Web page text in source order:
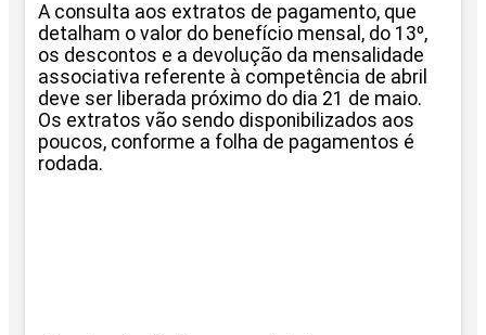
A consulta aos extratos de pagamento, que
detalham o valor do benefício mensal, do 13º,
os descontos e a devolução da mensalidade
associativa referente à competência de abril
deve ser liberada próximo do dia 21 de maio.
Os extratos vão sendo disponibilizados aos
poucos, conforme a folha de pagamentos é
rodada.